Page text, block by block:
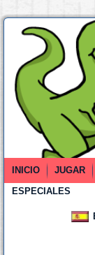
INICIO JUGAR
ESPECIALES